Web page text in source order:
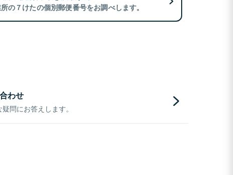
の７けたの個別郵便番号をお調べします。
わせ
問にお答えします。